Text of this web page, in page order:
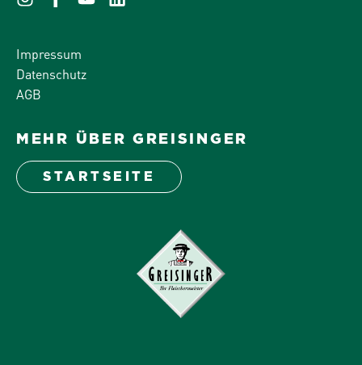
Impressum
Datenschutz
AGB
MEHR ÜBER GREISINGER
STARTSEITE